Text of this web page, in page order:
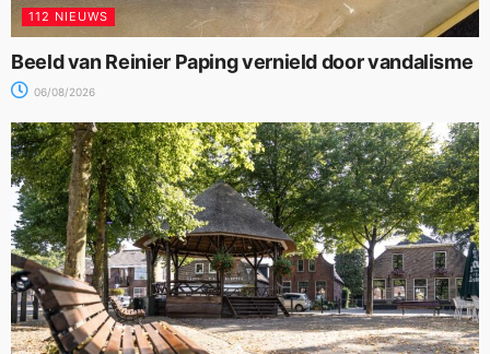
112 NIEUWS
Beeld van Reinier Paping vernield door vandalisme
06/08/2026